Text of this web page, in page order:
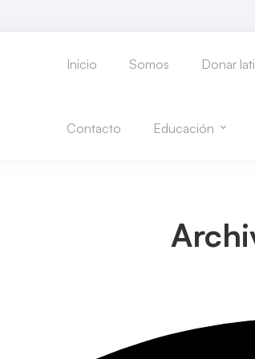
Inicio Somos Donar
Contacto Educación